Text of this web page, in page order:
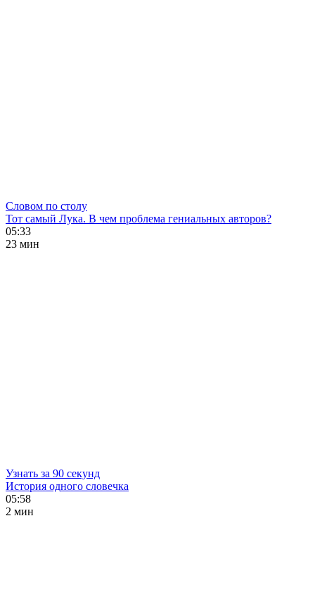
Словом по столу
Тот самый Лука. В чем проблема гениальных авторов?
05:33
23 мин
Узнать за 90 секунд
История одного словечка
05:58
2 мин